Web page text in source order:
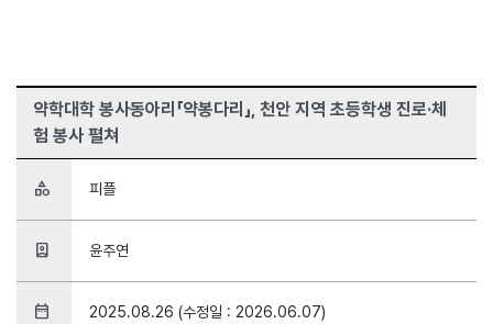
약학대학 봉사동아리「약봉다리」, 천안 지역 초등학생 진로·체
험 봉사 펼쳐
category 피플
person_book 윤주연
date_range 2025.08.26 (수정일 : 2026.06.07)